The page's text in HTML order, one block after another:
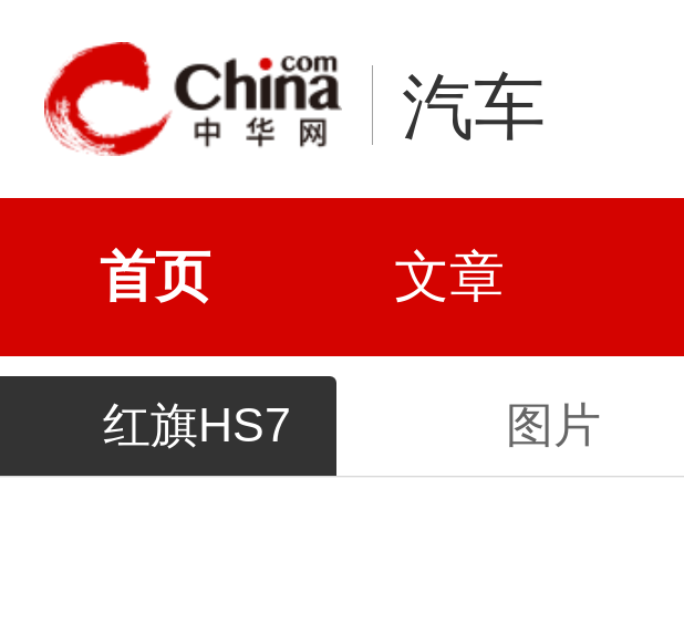
汽车
首页 文章
红旗HS7 图片